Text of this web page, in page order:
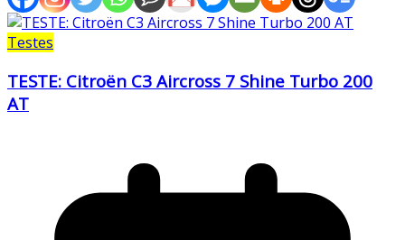
Testes
TESTE: Citroën C3 Aircross 7 Shine Turbo 200
AT